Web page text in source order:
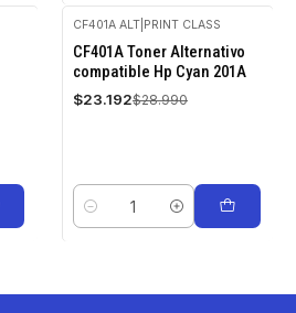
-20%
OFF
CF401A ALT PRINT CLASS
CF401A Toner Alternativo
compatible Hp Cyan 201A
$23.192$28.990
Cantidad